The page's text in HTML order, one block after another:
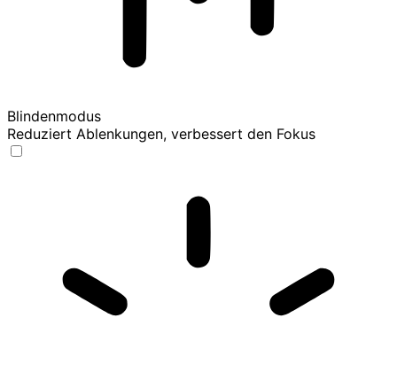
Blindenmodus
Reduziert Ablenkungen, verbessert den Fokus